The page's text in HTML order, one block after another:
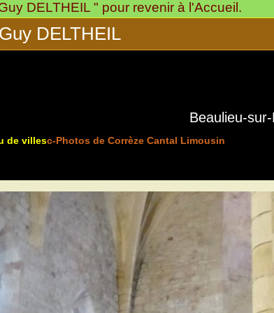
DELTHEIL " pour revenir à l'Accueil.
DELTHEIL
Beaulieu-
de villesc-Photos de Corrèze Cantal Limousin